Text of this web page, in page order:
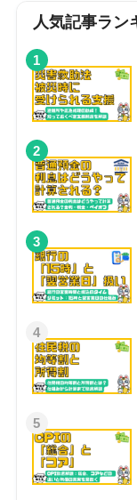
人気記事ラン
1
2
3
4
5